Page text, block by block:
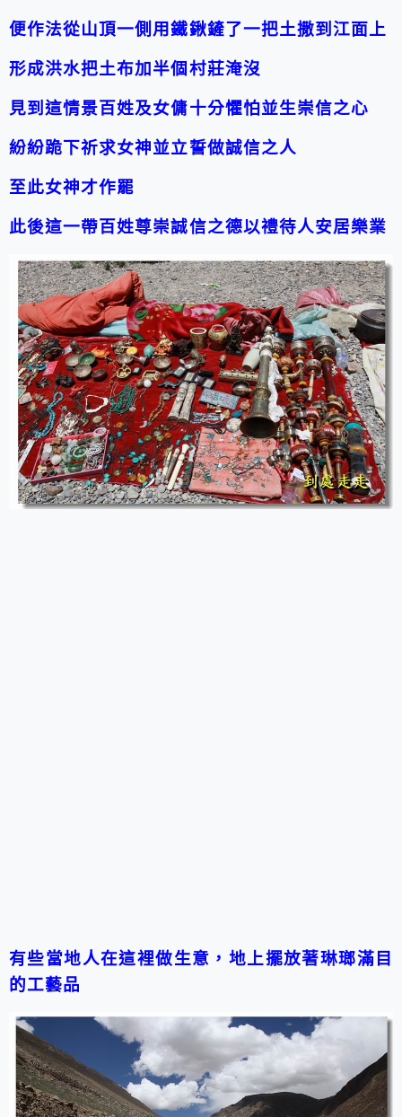
便作法從山頂一側用鐵鍬鏟了一把土撒到江面上
形成洪水把土布加半個村莊淹沒
見到這情景百姓及女傭十分懼怕並生崇信之心
紛紛跪下祈求女神並立誓做誠信之人
至此女神才作罷
此後這一帶百姓尊崇誠信之德以禮待人安居樂業
有些當地人在這裡做生意，地上擺放著琳瑯滿目
的工藝品